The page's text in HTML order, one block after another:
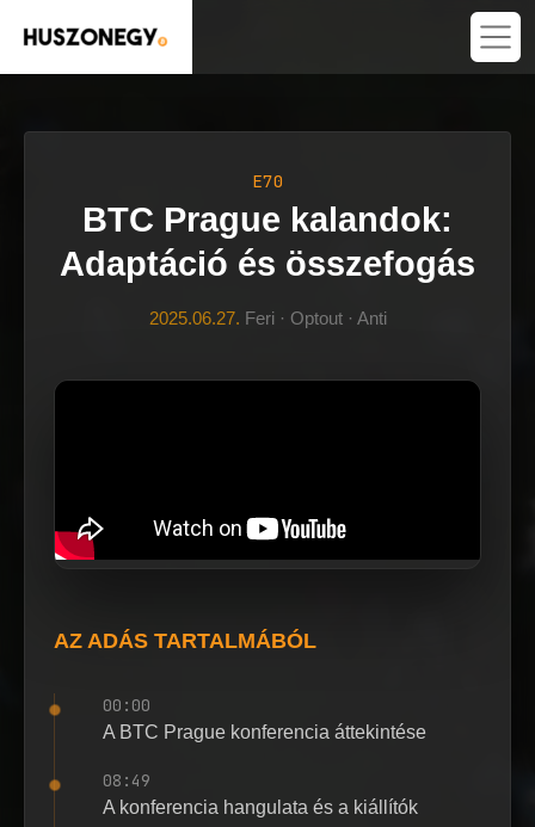
E70
BTC Prague kalandok:
Adaptáció és összefogás
2025.06.27. Feri · Optout · Anti
AZ ADÁS TARTALMÁBÓL
00:00
A BTC Prague konferencia áttekintése
08:49
A konferencia hangulata és a kiállítók